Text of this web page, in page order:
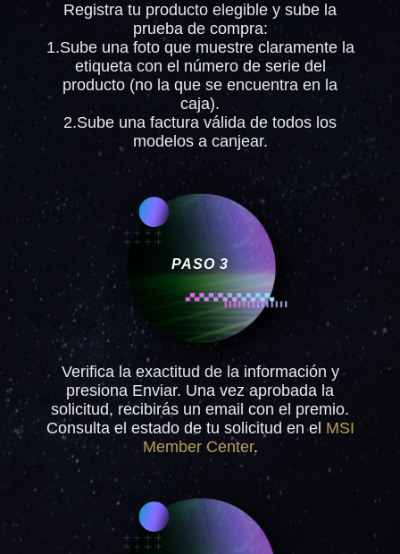
Registra tu producto elegible y sube la
prueba de compra:
1.Sube una foto que muestre claramente la
etiqueta con el número de serie del
producto (no la que se encuentra en la
caja).
2.Sube una factura válida de todos los
modelos a canjear.
PASO 3
Verifica la exactitud de la información y
presiona Enviar. Una vez aprobada la
solicitud, recibirás un email con el premio.
Consulta el estado de tu solicitud en el MSI
Member Center.